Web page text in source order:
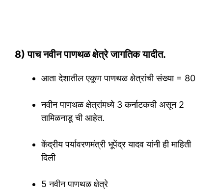
8) पाच नवीन पाणथळ क्षेत्रे जागतिक यादीत.
आता देशातील एकूण पाणथळ क्षेत्रांची संख्या = 80
नवीन पाणथळ क्षेत्रांमध्ये 3 कर्नाटकची असून 2
तामिळनाडू ची आहेत.
केंद्रीय पर्यावरणमंत्री भूपेंद्र यादव यांनी ही माहिती
दिली
5 नवीन पाणथळ क्षेत्रे